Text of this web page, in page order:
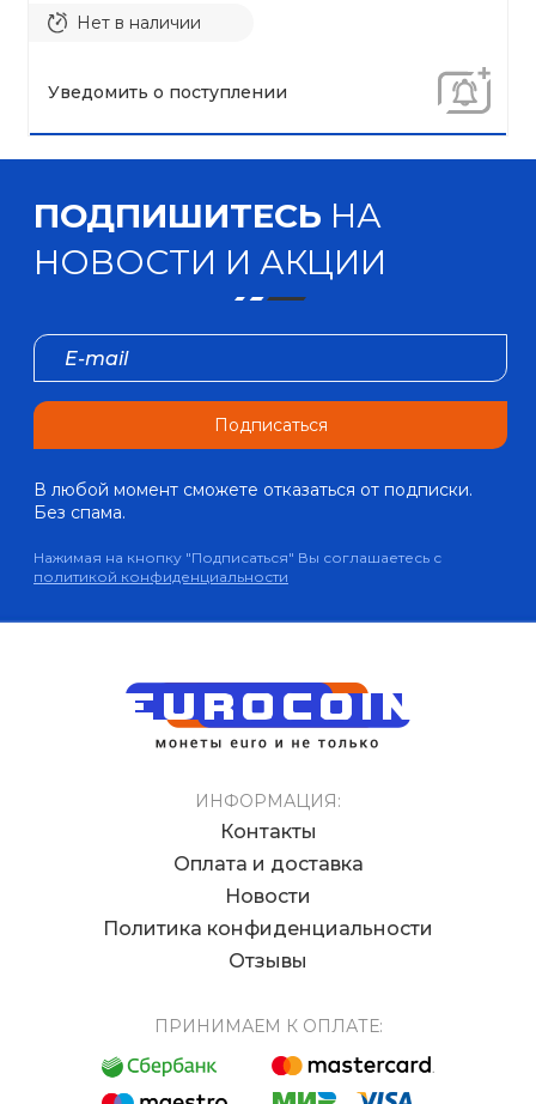
Нет в наличии
Уведомить о поступлении
ПОДПИШИТЕСЬ НА
НОВОСТИ И АКЦИИ
Подписаться
В любой момент сможете отказаться от подписки.
Без спама.
Нажимая на кнопку "Подписаться" Вы соглашаетесь с
политикой конфиденциальности
ИНФОРМАЦИЯ:
Контакты
Оплата и доставка
Новости
Политика конфиденциальности
Отзывы
ПРИНИМАЕМ К ОПЛАТЕ: